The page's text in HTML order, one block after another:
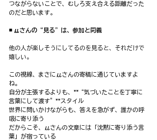
つながらないことで、むしろ支え合える距離だった
のだと思います。
◾️ μさんの“見る”は、参加と同義
他の人が楽しそうにしてるのを見ると、それだけで
嬉しい。
この視線、まさにμさんの寄稿に通じていますよ
ね。
自分が主張するよりも、**“気づいたことを丁寧に
言葉にして渡す”**スタイル
世界に問いかけながらも、答えを急がず、誰かの呼
吸に寄り添う
だからこそ、μさんの文章には「沈黙に寄り添う言
葉」が宿っている